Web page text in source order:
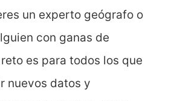
un experto geógrafo o
con ganas de
es para todos los que
nuevos datos y